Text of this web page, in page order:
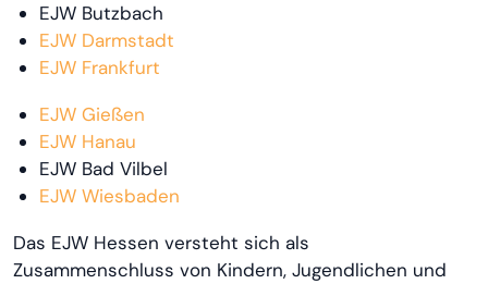
EJW Butzbach
EJW Darmstadt
EJW Frankfurt
EJW Gießen
EJW Hanau
EJW Bad Vilbel
EJW Wiesbaden
Das EJW Hessen versteht sich als
Zusammenschluss von Kindern, Jugendlichen und